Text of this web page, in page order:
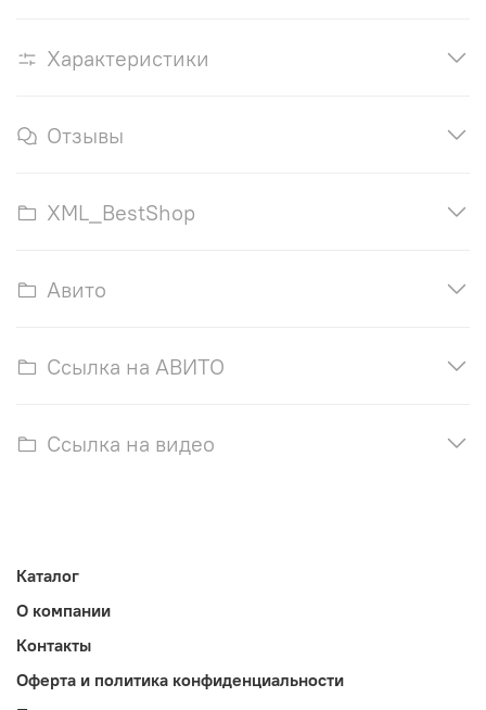
Характеристики
Отзывы
XML_BestShop
Авито
Ссылка на АВИТО
Ссылка на видео
Каталог
О компании
Контакты
Оферта и политика конфиденциальности